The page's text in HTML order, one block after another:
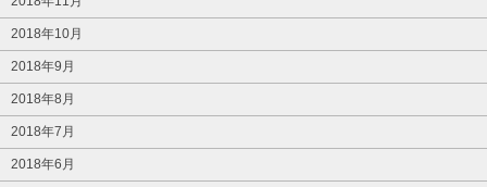
2018年10月
2018年9月
2018年8月
2018年7月
2018年6月